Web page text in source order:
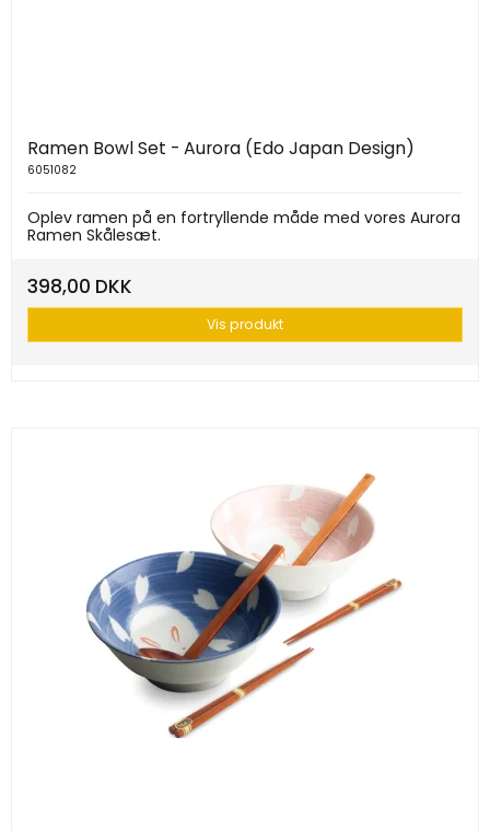
Ramen Bowl Set - Aurora (Edo Japan Design)
6051082
Oplev ramen på en fortryllende måde med vores Aurora
Ramen Skålesæt.
398,00 DKK
Vis produkt